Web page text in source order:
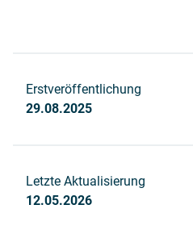
Erstveröffentlichung
29.08.2025
Letzte Aktualisierung
12.05.2026